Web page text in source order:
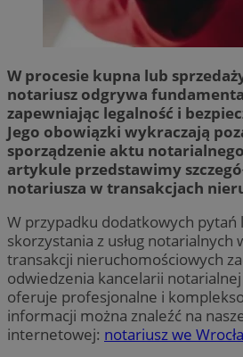
W procesie kupna lub
notariusz odgrywa
zapewniając legalność i
Jego obowiązki wykraczają
sporządzenie aktu
artykule przedstawimy
notariusza w transakcjach
W przypadku dodatkowych
skorzystania z usług notarialnych
transakcji nieruchomościowych
odwiedzenia kancelarii
oferuje profesjonalne i
informacji można znaleźć na
internetowej: notariusz we